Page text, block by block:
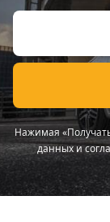
Нажимая
данных и